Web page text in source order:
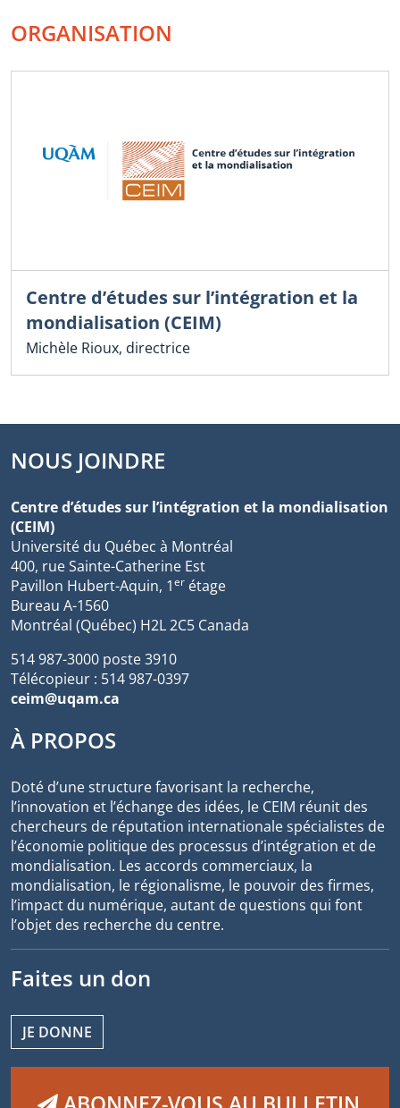
ORGANISATION
Centre d’études sur l’intégration et la
mondialisation (CEIM)
Michèle Rioux, directrice
NOUS JOINDRE
Centre d’études sur l’intégration et la mondialisation
(CEIM)
Université du Québec à Montréal
400, rue Sainte-Catherine Est
Pavillon Hubert-Aquin, 1er étage
Bureau A-1560
Montréal (Québec) H2L 2C5 Canada
514 987-3000 poste 3910
Télécopieur : 514 987-0397
ceim@uqam.ca
À PROPOS
Doté d’une structure favorisant la recherche,
l’innovation et l’échange des idées, le CEIM réunit des
chercheurs de réputation internationale spécialistes de
l’économie politique des processus d’intégration et de
mondialisation. Les accords commerciaux, la
mondialisation, le régionalisme, le pouvoir des firmes,
l’impact du numérique, autant de questions qui font
l’objet des recherche du centre.
Faites un don
JE DONNE